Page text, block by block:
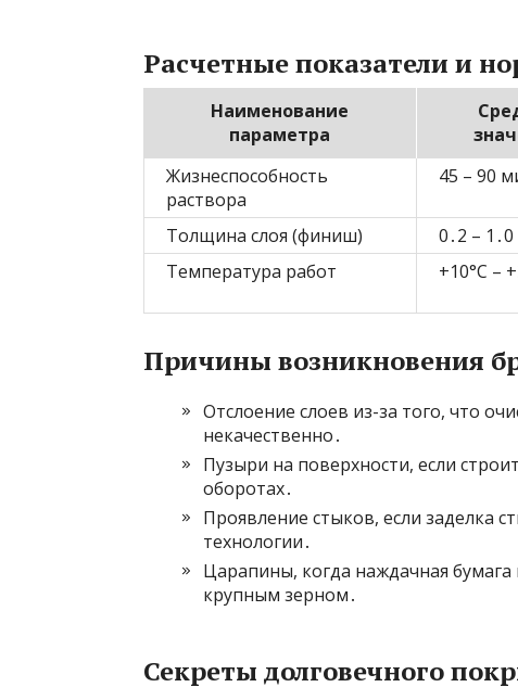
Расчетные показатели и
Наименование
параметра
Жизнеспособность
раствора
45 – 90
Толщина слоя (финиш) 0․2 –
Температура работ
+10°C –
Причины возникновения
Отслоение слоев из-за того, что
некачественно․
Пузыри на поверхности, если
оборотах․
Проявление стыков, если заделка
технологии․
Царапины, когда наждачная
крупным зерном․
Секреты долговечного